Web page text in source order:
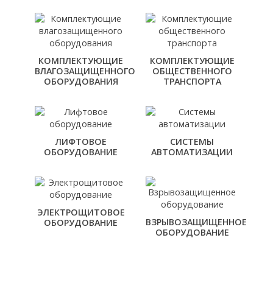
КОМПЛЕКТУЮЩИЕ
ВЛАГОЗАЩИЩЕННОГО
ОБОРУДОВАНИЯ
КОМПЛЕКТУЮЩИЕ
ОБЩЕСТВЕННОГО
ТРАНСПОРТА
ЛИФТОВОЕ
ОБОРУДОВАНИЕ
СИСТЕМЫ
АВТОМАТИЗАЦИИ
ЭЛЕКТРОЩИТОВОЕ
ОБОРУДОВАНИЕ
ВЗРЫВОЗАЩИЩЕННОЕ
ОБОРУДОВАНИЕ